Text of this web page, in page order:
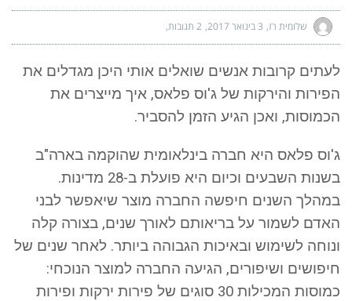
שלומית רז 3 בינואר 2017 2 תגובות
לעתים קרובות אנשים שואלים אותי היכן מגדלים את
הפירות והירקות של ג'וס פלאס, איך מייצרים את
הכמוסות, ואכן הגיע הזמן להסביר.
ג'וס פלאס היא חברה בינלאומית שהוקמה בארה"ב
בשנות השבעים וכיום היא פועלת ב-28 מדינות.
במהלך השנים חיפשה החברה מוצר שיאפשר לבני
האדם לשמור על בריאותם לאורך שנים, בצורה קלה
ונוחה לשימוש ובאיכות הגבוהה ביותר. לאחר שנים של
חיפושים ושיפורים, הגיעה החברה למוצר הנוכחי:
כמוסות המכילות 30 סוגים של פירות ירקות ופירות